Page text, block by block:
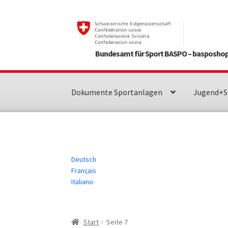
Zur
Navigation
springen
Zum
springenBundesamt für Sport BASPO –
Dokumente Sportanlagen
Deutsch
Français
Italiano
Start Seite 7